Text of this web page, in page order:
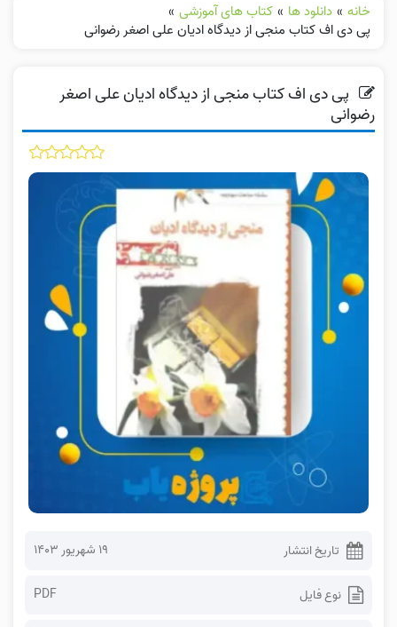
خانه » دانلود ها » کتاب های آموزشی »
پی دی اف کتاب منجی از دیدگاه ادیان علی اصغر رضوانی
پی دی اف کتاب منجی از دیدگاه ادیان علی اصغر
رضوانی
تاریخ انتشار ۱۹ شهریور ۱۴۰۳
نوع فایل PDF